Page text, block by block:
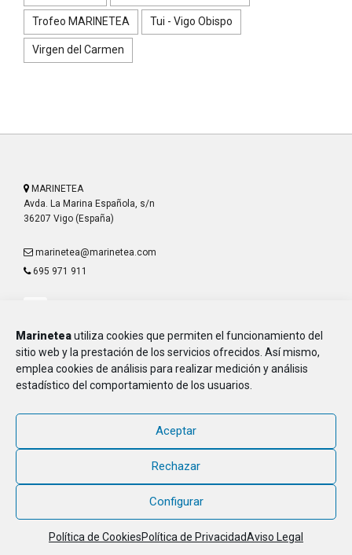
Marineteautiliza cookies que permiten el funcionamiento del
sitio web y la prestación de los servicios ofrecidos. Así mismo,
emplea cookies de análisis para realizar medición y análisis
estadístico del comportamiento de los usuarios.
Aceptar
Rechazar
Configurar
Política de CookiesPolítica de PrivacidadAviso Legal
Trofeo MARINETEA Tui - Vigo Obispo
Virgen del Carmen
MARINETEA
Avda. La Marina Española, s/n
36207 Vigo (España)
marinetea@marinetea.com
695 971 911
Aviso Legal
Política de Privacidad
Política de Cookies
MARINETEA, Asociación de Marineros de la E.T.E.A. y Armada, CIF G-